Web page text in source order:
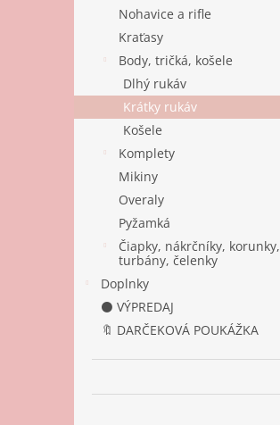
Nohavice a rifle
Kraťasy
Body, tričká, košele
Dlhý rukáv
Krátky rukáv
Košele
Komplety
Mikiny
Overaly
Pyžamká
Čiapky, nákrčníky, korunky,
turbány, čelenky
Doplnky
⚫ VÝPREDAJ
🔖 DARČEKOVÁ POUKÁŽKA